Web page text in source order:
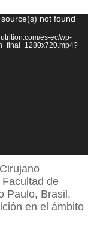
not found
es-ec/wp-
de
Paulo, Brasil,
en el ámbito